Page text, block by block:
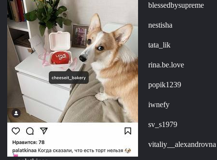
blessedbysupreme
nestisha
tata_lik
rina.be.love
popik1239
iwnefy
sv_s1979
vitaliy__alexandrovna